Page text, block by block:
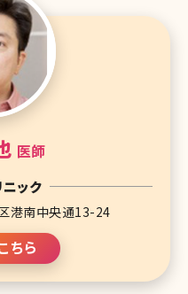
医師
ック
港南中央通13-24
ちら